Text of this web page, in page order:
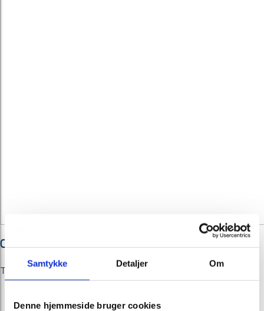
Samtykke Detaljer Om
Denne hjemmeside bruger cookies
Opus
Til begravelse.